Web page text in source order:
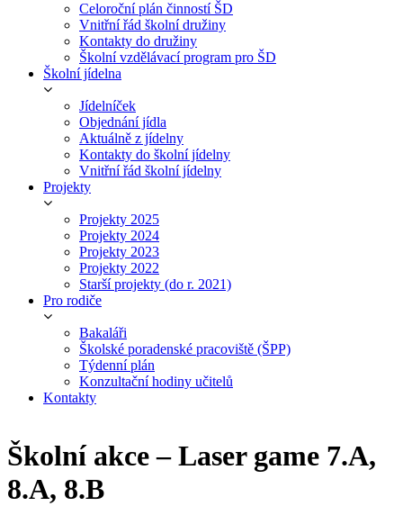
Celoroční plán činností ŠD
Vnitřní řád školní družiny
Kontakty do družiny
Školní vzdělávací program pro ŠD
Školní jídelna
Jídelníček
Objednání jídla
Aktuálně z jídelny
Kontakty do školní jídelny
Vnitřní řád školní jídelny
Projekty
Projekty 2025
Projekty 2024
Projekty 2023
Projekty 2022
Starší projekty (do r. 2021)
Pro rodiče
Bakaláři
Školské poradenské pracoviště (ŠPP)
Týdenní plán
Konzultační hodiny učitelů
Kontakty
Školní akce – Laser game 7.A,
8.A, 8.B